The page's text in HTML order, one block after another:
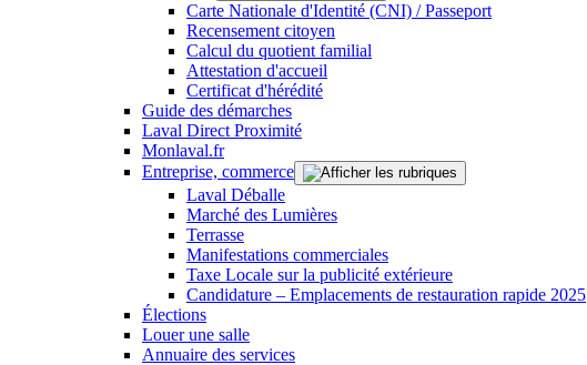
Carte Nationale d'Identité (CNI) / Passeport
Recensement citoyen
Calcul du quotient familial
Attestation d'accueil
Certificat d'hérédité
Guide des démarches
Laval Direct Proximité
Monlaval.fr
Entreprise, commerce
Laval Déballe
Marché des Lumières
Terrasse
Manifestations commerciales
Taxe Locale sur la publicité extérieure
Candidature – Emplacements de restauration rapide 2025
Élections
Louer une salle
Annuaire des services